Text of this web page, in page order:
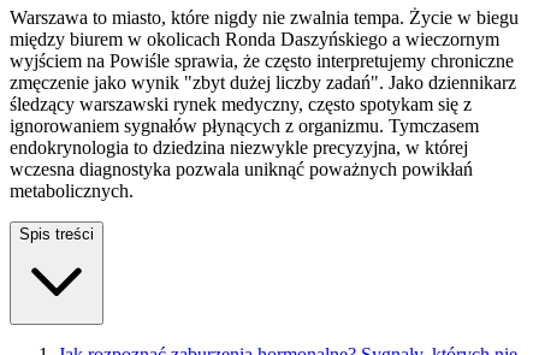
Warszawa to miasto, które nigdy nie zwalnia tempa. Życie w biegu
między biurem w okolicach Ronda Daszyńskiego a wieczornym
wyjściem na Powiśle sprawia, że często interpretujemy chroniczne
zmęczenie jako wynik "zbyt dużej liczby zadań". Jako dziennikarz
śledzący warszawski rynek medyczny, często spotykam się z
ignorowaniem sygnałów płynących z organizmu. Tymczasem
endokrynologia to dziedzina niezwykle precyzyjna, w której
wczesna diagnostyka pozwala uniknąć poważnych powikłań
metabolicznych.
Spis treści